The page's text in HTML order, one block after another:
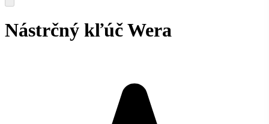
Nástrčný kľúč Wera